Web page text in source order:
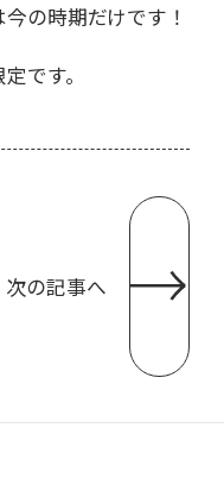
の時期だけです！
です。
次の記事へ